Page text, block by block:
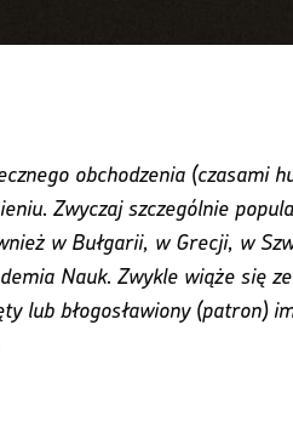
obchodzenia (czasami
Zwyczaj szczególnie
w Bułgarii, w Grecji, w
Nauk. Zwykle wiąże się
lub błogosławiony (patron)